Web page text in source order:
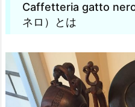
Caffetteria gatto
ネロ）とは